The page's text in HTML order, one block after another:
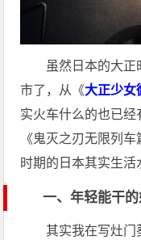
虽然日本的大
市了，从《大正少女
实火车什么的也已经
《鬼灭之刃无限列
时期的日本其实生活
一、年轻能干
其实我在写灶门